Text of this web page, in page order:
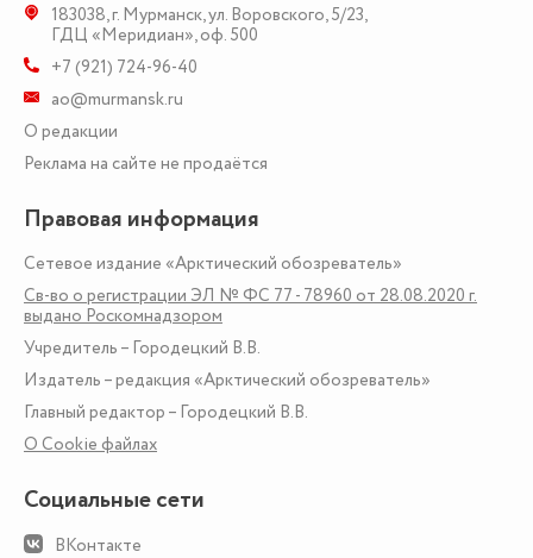
183038,г. Мурманск,ул. Воровского, 5/23,
ГДЦ «Меридиан», оф. 500
+7 (921) 724-96-40
ao@murmansk.ru
О редакции
Реклама на сайте не продаётся
Правовая информация
Сетевое издание «Арктический обозреватель»
Св-во о регистрации ЭЛ № ФС 77 - 78960 от 28.08.2020 г.
выдано Роскомнадзором
Учредитель – Городецкий В.В.
Издатель – редакция «Арктический обозреватель»
Главный редактор – Городецкий В.В.
О Сookie файлах
Социальные сети
ВКонтакте